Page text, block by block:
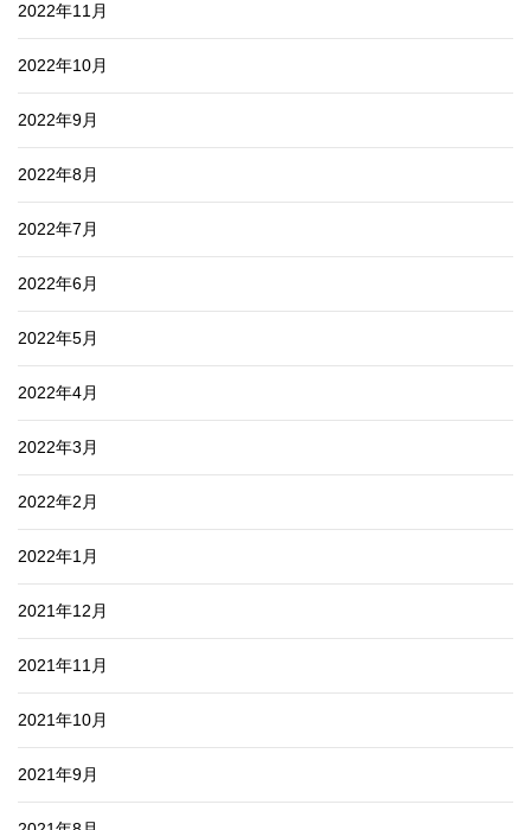
2022年11月
2022年10月
2022年9月
2022年8月
2022年7月
2022年6月
2022年5月
2022年4月
2022年3月
2022年2月
2022年1月
2021年12月
2021年11月
2021年10月
2021年9月